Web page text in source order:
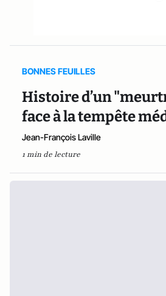
BONNES FEUILLES
Histoire d’un
face à la tempête
Jean-François Laville
1 min de lecture